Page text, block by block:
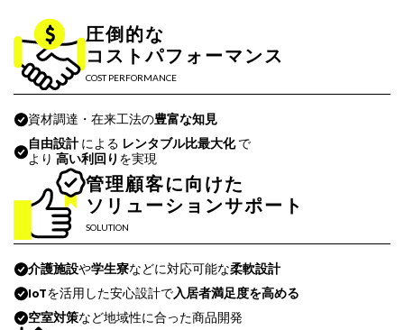
圧倒的な
コストパフォーマンス
COST PERFORMANCE
資材調達・在来工法の豊富な知見
自由設計による レンタブル比最大化で
より 高い利回り を実現
管理顧客に向けた
ソリューションサポート
SOLUTION
介護施設や学生寮などに対応可能な柔軟設計
IoTを活用した安心設計で入居者満足度を高める
空室対策など地域性に合った商品開発